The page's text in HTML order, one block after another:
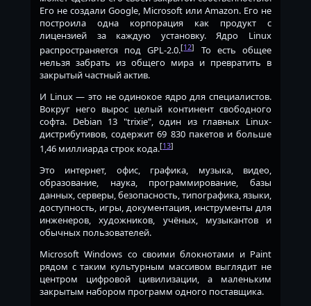
Его не создали Google, Microsoft или Amazon. Его не
построила одна корпорация как продукт с
лицензией за каждую установку. Ядро Linux
распространяется под GPL-2.0.[12]
То есть общее
нельзя забрать из общего мира и превратить в
закрытый частный актив.
И Linux — это не одинокое ядро для специалистов.
Вокруг него вырос целый континент свободного
софта. Debian 13 "trixie", один из главных Linux-
дистрибутивов, содержит 69 830 пакетов и больше
1,46 миллиарда строк кода.[13]
Это интернет, офис, графика, музыка, видео,
образование, наука, программирование, базы
данных, серверы, безопасность, типографика, языки,
доступность, игры, документация, инструменты для
инженеров, художников, учёных, музыкантов и
обычных пользователей.
Microsoft Windows со своими блокнотами и Paint
рядом с таким культурным массивом выглядит не
центром цифровой цивилизации, а маленьким
закрытым набором программ одного поставщика.